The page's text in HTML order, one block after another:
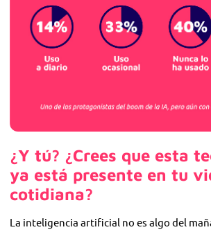
¿Y tú? ¿Crees que esta
ya está presente en tu
cotidiana?
La inteligencia artificial no es algo del